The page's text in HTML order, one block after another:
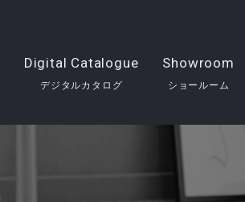
Digital Catalogue
デジタルカタログ
Showroom
ショールーム